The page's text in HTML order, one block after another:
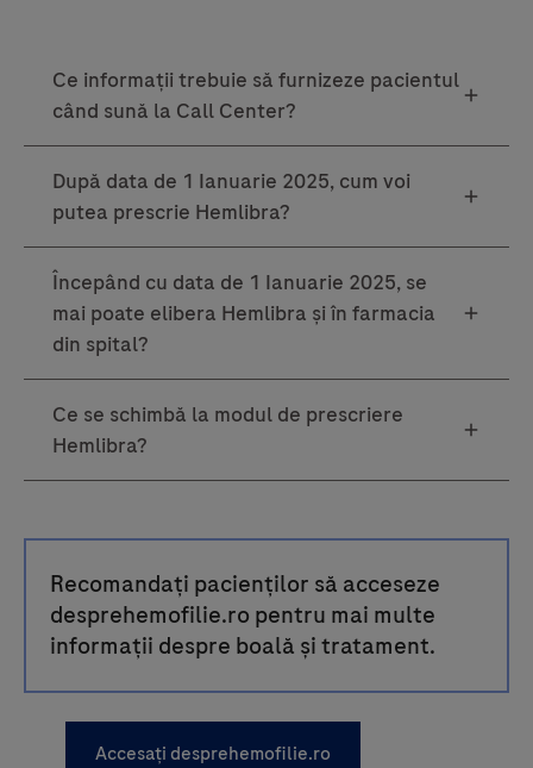
Recomandați pacienților să acceseze
desprehemofilie.ro pentru mai multe
informații despre boală și tratament.
Accesați desprehemofilie.ro